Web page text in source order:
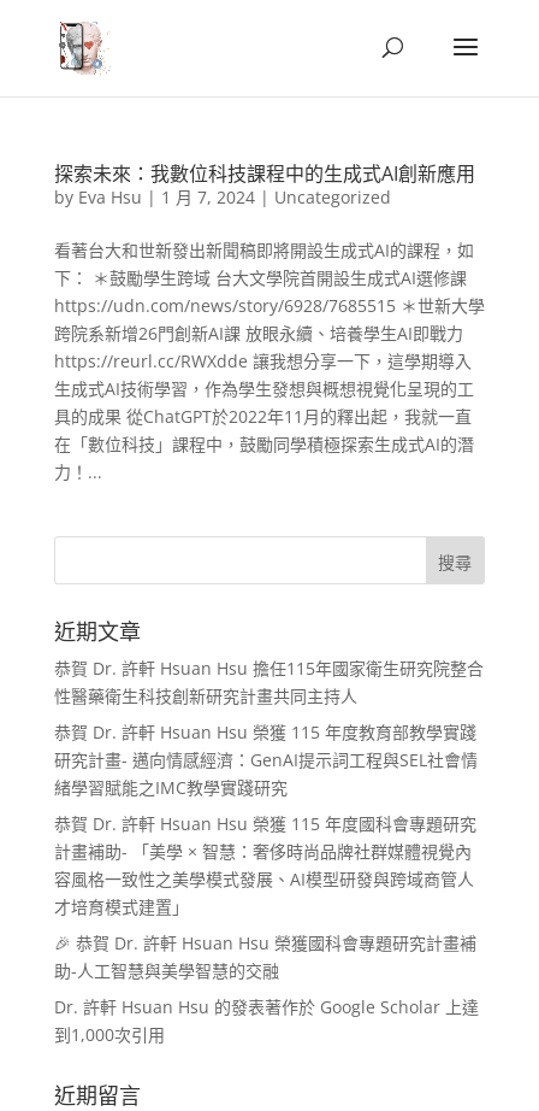
探索未來：我數位科技課程中的生成式AI創新應用
by Eva Hsu | 1 月 7, 2024| Uncategorized
看著台大和世新發出新聞稿即將開設生成式AI的課程，如
下： ＊鼓勵學生跨域 台大文學院首開設生成式AI選修課
https://udn.com/news/story/6928/7685515 ＊世新大學
跨院系新增26門創新AI課 放眼永續、培養學生AI即戰力
https://reurl.cc/RWXdde 讓我想分享一下，這學期導入
生成式AI技術學習，作為學生發想與概想視覺化呈現的工
具的成果 從ChatGPT於2022年11月的釋出起，我就一直
在「數位科技」課程中，鼓勵同學積極探索生成式AI的潛
力！...
近期文章
恭賀 Dr. 許軒 Hsuan Hsu 擔任115年國家衛生研究院整合
性醫藥衛生科技創新研究計畫共同主持人
恭賀 Dr. 許軒 Hsuan Hsu 榮獲 115 年度教育部教學實踐
研究計畫- 邁向情感經濟：GenAI提示詞工程與SEL社會情
緒學習賦能之IMC教學實踐研究
恭賀 Dr. 許軒 Hsuan Hsu 榮獲 115 年度國科會專題研究
計畫補助- 「美學 × 智慧：奢侈時尚品牌社群媒體視覺內
容風格一致性之美學模式發展、AI模型研發與跨域商管人
才培育模式建置」
🎉 恭賀 Dr. 許軒 Hsuan Hsu 榮獲國科會專題研究計畫補
助-人工智慧與美學智慧的交融
Dr. 許軒 Hsuan Hsu 的發表著作於 Google Scholar 上達
到1,000次引用
近期留言